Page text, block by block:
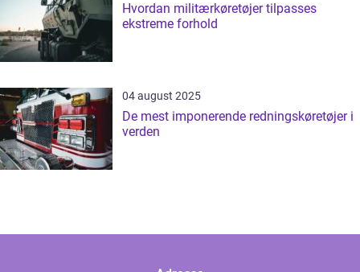
Hvordan militærkøretøjer tilpasses
ekstreme forhold
04 august 2025
De mest imponerende redningskøretøjer i
verden